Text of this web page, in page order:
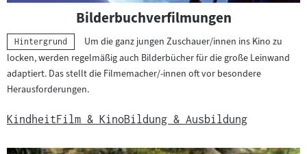
Bilderbuchverfilmungen
Kategorie:
Hintergrund
Um die ganz jungen Zuschauer/innen ins Kino zu
locken, werden regelmäßig auch Bilderbücher für die große Leinwand
adaptiert. Das stellt die Filmemacher/-innen oft vor besondere
Herausforderungen.
KindheitFilm & KinoBildung & Ausbildung